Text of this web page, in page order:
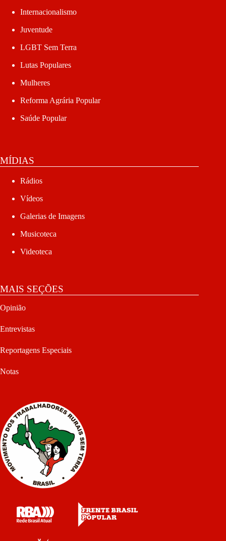
Internacionalismo
Juventude
LGBT Sem Terra
Lutas Populares
Mulheres
Reforma Agrária Popular
Saúde Popular
MÍDIAS
Rádios
Vídeos
Galerias de Imagens
Musicoteca
Videoteca
MAIS SEÇÕES
Opinião
Entrevistas
Reportagens Especiais
Notas